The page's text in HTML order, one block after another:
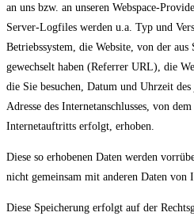
an uns bzw. an unseren Webspace-
Server-Logfiles werden u.a. Typ und
Betriebssystem, die Website, von der
gewechselt haben (Referrer URL), die
die Sie besuchen, Datum und Uhrzeit
Adresse des Internetanschlusses, von
Internetauftritts erfolgt, erhoben.
Diese so erhobenen Daten werden
nicht gemeinsam mit anderen Daten von
Diese Speicherung erfolgt auf der